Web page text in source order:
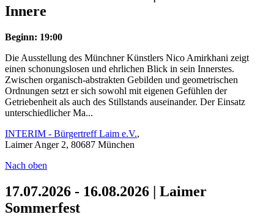
Innere
Beginn: 19:00
Die Ausstellung des Münchner Künstlers Nico Amirkhani zeigt
einen schonungslosen und ehrlichen Blick in sein Innerstes.
Zwischen organisch-abstrakten Gebilden und geometrischen
Ordnungen setzt er sich sowohl mit eigenen Gefühlen der
Getriebenheit als auch des Stillstands auseinander. Der Einsatz
unterschiedlicher Ma...
INTERIM - Bürgertreff Laim e.V.,
Laimer Anger 2, 80687 München
Nach oben
17.07.2026 - 16.08.2026 | Laimer
Sommerfest